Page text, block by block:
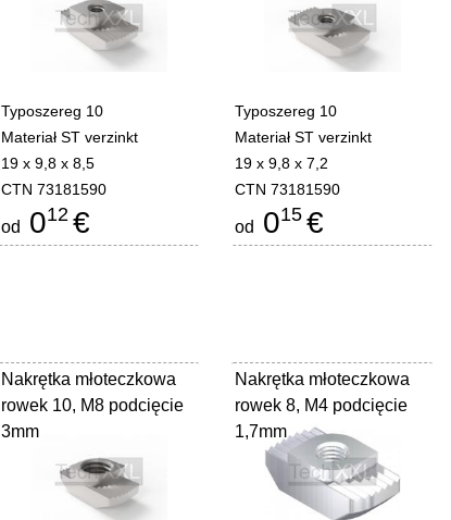
Typoszereg 10
Materiał ST verzinkt
19 x 9,8 x 8,5
CTN 73181590
od 012 €
Typoszereg 10
Materiał ST verzinkt
19 x 9,8 x 7,2
CTN 73181590
od 015 €
Nakrętka młoteczkowa
rowek 10, M8 podcięcie
3mm
Nakrętka młoteczkowa
rowek 8, M4 podcięcie
1,7mm